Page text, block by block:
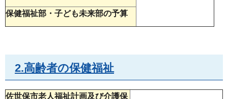
保健福祉部・子ども未来部の予算
2.高齢者の保健福祉
佐世保市老人福祉計画及び介護保